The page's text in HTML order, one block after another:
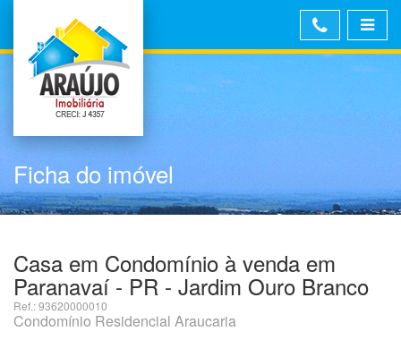
Ficha do imóvel
Casa em Condomínio à venda em
Paranavaí - PR - Jardim Ouro Branco
Ref.: 93620000010
Condomínio Residencial Araucaria